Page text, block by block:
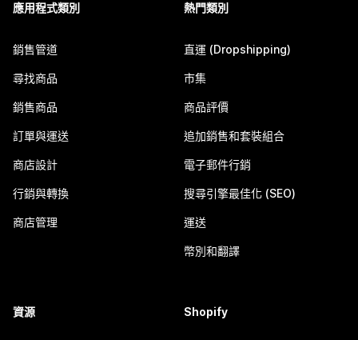
應用程式類別
銷售管道
尋找商品
銷售商品
訂單與運送
商店設計
行銷與轉換
商店管理
熱門類別
直運 (Dropshipping)
市集
商品評價
追加銷售和套裝組合
電子郵件行銷
搜尋引擎最佳化 (SEO)
運送
幣別和翻譯
資源 Shopify